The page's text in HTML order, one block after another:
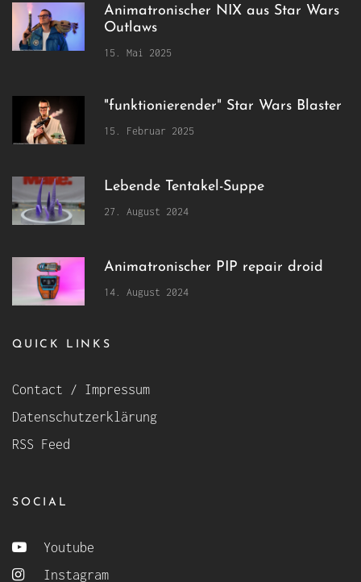
Animatronischer NIX aus Star Wars
Outlaws
15. Mai 2025
"funktionierender" Star Wars Blaster
15. Februar 2025
Lebende Tentakel-Suppe
27. August 2024
Animatronischer PIP repair droid
14. August 2024
QUICK LINKS
Contact / Impressum
Datenschutzerklärung
RSS Feed
SOCIAL
Youtube
Instagram